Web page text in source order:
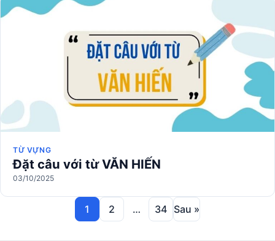
TỪ VỰNG
Đặt câu với từ VĂN HIẾN
03/10/2025
1 2 … 34 Sau »